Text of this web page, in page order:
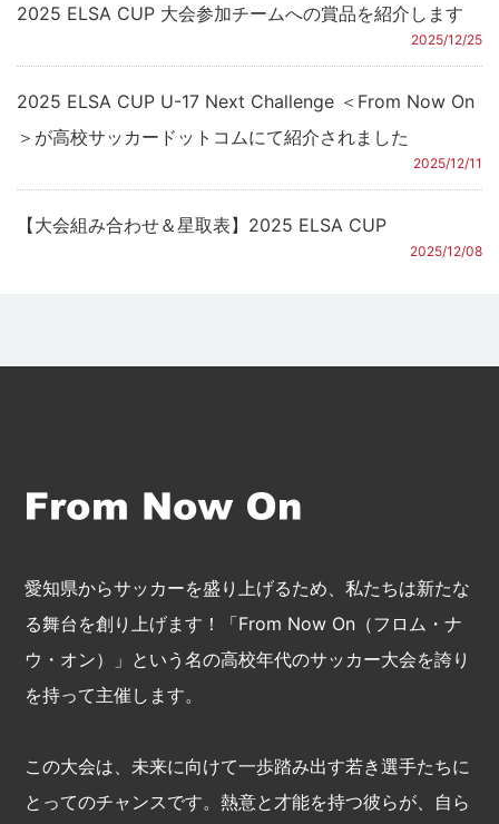
2025 ELSA CUP 大会参加チームへの賞品を紹介します
2025/12/25
2025 ELSA CUP U-17 Next Challenge ＜From Now On
＞が高校サッカードットコムにて紹介されました
2025/12/11
【大会組み合わせ＆星取表】2025 ELSA CUP
2025/12/08
愛知県からサッカーを盛り上げるため、私たちは新たな
る舞台を創り上げます！「From Now On（フロム・ナ
ウ・オン）」という名の高校年代のサッカー大会を誇り
を持って主催します。
この大会は、未来に向けて一歩踏み出す若き選手たちに
とってのチャンスです。熱意と才能を持つ彼らが、自ら